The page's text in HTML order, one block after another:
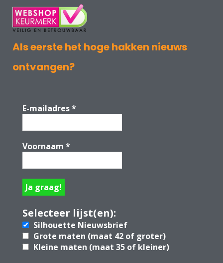
Als eerste het hoge hakken nieuws
ontvangen?
E-mailadres*
Voornaam *
Selecteer lijst(en):
Silhouette Nieuwsbrief
Grote maten (maat 42 of groter)
Kleine maten (maat 35 of kleiner)